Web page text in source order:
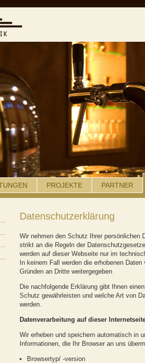
PROJEKTE PARTNER
Datenschutzerklärung
Wir nehmen den Schutz Ihrer persönlichen
strikt an die Regeln der
werden auf dieser Webseite nur im
In keinem Fall werden die erhobenen
Gründen an Dritte weitergegeben
Die nachfolgende Erklärung gibt Ihnen
Schutz gewährleisten und welche Art von
werden.
Datenverarbeitung auf dieser
Wir erheben und speichern automatisch in
Informationen, die Ihr Browser an uns
Browsertyp/ -version